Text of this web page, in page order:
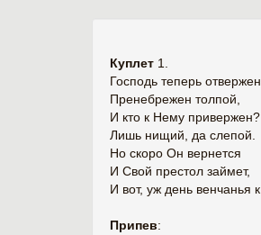
Куплет 1.
Господь теперь отвержен,
Пренебрежен толпой,
И кто к Нему
Лишь нищий, да слепой.
Но скоро Он вернется
И Свой престол займет,
И вот, уж день венчанья
Припев: